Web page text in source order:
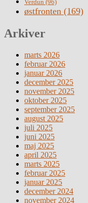
Verdun (96)
østfronten (169)
Arkiver
marts 2026
februar 2026
januar 2026
december 2025
november 2025
oktober 2025
september 2025
august 2025
juli 2025
juni 2025
maj 2025
april 2025
marts 2025
februar 2025
januar 2025
december 2024
november 2024